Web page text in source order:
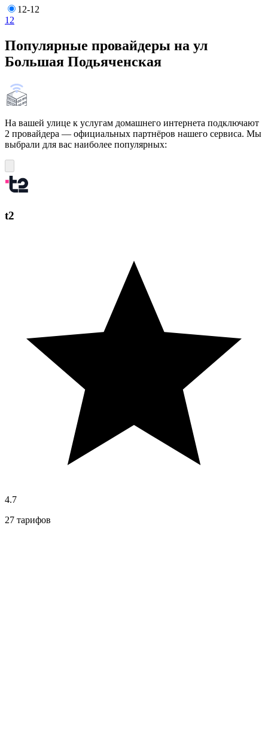
12-12
12
Популярные провайдеры на ул
Большая Подьяченская
На вашей улице к услугам домашнего интернета подключают
2 провайдера — официальных партнёров нашего сервиса. Мы
выбрали для вас наиболее популярных:
t2
4.7
27 тарифов